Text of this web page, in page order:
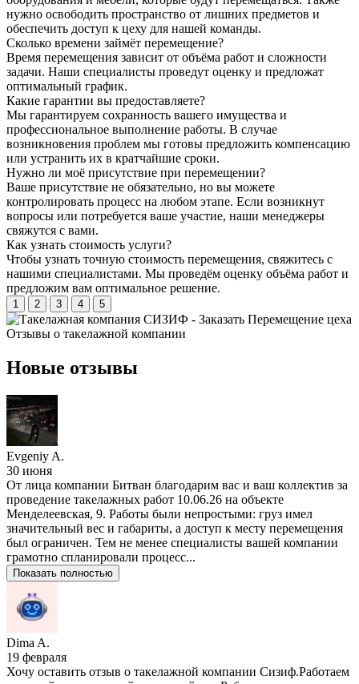
нужно освободить пространство от лишних предметов и
обеспечить доступ к цеху для нашей команды.
Сколько времени займёт перемещение?
Время перемещения зависит от объёма работ и сложности
задачи. Наши специалисты проведут оценку и предложат
оптимальный график.
Какие гарантии вы предоставляете?
Мы гарантируем сохранность вашего имущества и
профессиональное выполнение работы. В случае
возникновения проблем мы готовы предложить компенсацию
или устранить их в кратчайшие сроки.
Нужно ли моё присутствие при перемещении?
Ваше присутствие не обязательно, но вы можете
контролировать процесс на любом этапе. Если возникнут
вопросы или потребуется ваше участие, наши менеджеры
свяжутся с вами.
Как узнать стоимость услуги?
Чтобы узнать точную стоимость перемещения, свяжитесь с
нашими специалистами. Мы проведём оценку объёма работ и
предложим вам оптимальное решение.
1 2 3 4 5
Отзывы о такелажной компании
Новые отзывы
Evgeniy A.
30 июня
От лица компании Битван благодарим вас и ваш коллектив за
проведение такелажных работ 10.06.26 на объекте
Менделеевская, 9. Работы были непростыми: груз имел
значительный вес и габариты, а доступ к месту перемещения
был ограничен. Тем не менее специалисты вашей компании
грамотно спланировали процесс...
Показать полностью
Dima A.
19 февраля
Хочу оставить отзыв о такелажной компании Сизиф.Работаем